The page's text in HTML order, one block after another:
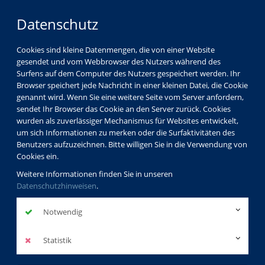
Datenschutz
Cookies sind kleine Datenmengen, die von einer Website
gesendet und vom Webbrowser des Nutzers während des
Surfens auf dem Computer des Nutzers gespeichert werden. Ihr
Browser speichert jede Nachricht in einer kleinen Datei, die Cookie
genannt wird. Wenn Sie eine weitere Seite vom Server anfordern,
sendet Ihr Browser das Cookie an den Server zurück. Cookies
wurden als zuverlässiger Mechanismus für Websites entwickelt,
um sich Informationen zu merken oder die Surfaktivitäten des
Benutzers aufzuzeichnen. Bitte willigen Sie in die Verwendung von
Cookies ein.
Weitere Informationen finden Sie in unseren
Datenschutzhinweisen.
Notwendig
Statistik